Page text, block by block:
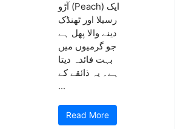
آڑو (Peach) ایک
رسیلا اور ٹھنڈک
دینے والا پھل ہے
جو گرمیوں میں
بہت فائدہ دیتا
ہے۔ یہ ذائقے کے
...
Read More